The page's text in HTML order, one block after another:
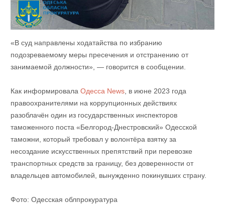
«В суд направлены ходатайства по избранию
подозреваемому меры пресечения и отстранению от
занимаемой должности», — говорится в сообщении.
Как информировала Одесса News, в июне 2023 года
правоохранителями на коррупционных действиях
разоблачён один из государственных инспекторов
таможенного поста «Белгород-Днестровский» Одесской
таможни, который требовал у волонтёра взятку за
несоздание искусственных препятствий при перевозке
транспортных средств за границу, без доверенности от
владельцев автомобилей, вынужденно покинувших страну.
Фото: Одесская облпрокуратура